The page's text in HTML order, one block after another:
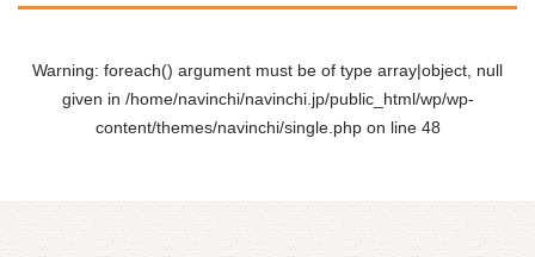
Warning: foreach() argument must be of type array|object, null
given in /home/navinchi/navinchi.jp/public_html/wp/wp-
content/themes/navinchi/single.phpon line 48